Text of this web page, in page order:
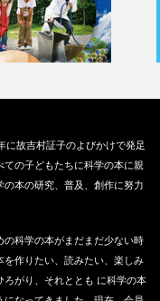
に故吉村証子のよびかけで発足
ての子どもたちに科学の本に親
の本の研究、普及、創作に努力
の科学の本がまだまだ少ない時
を作りたい、読みたい、楽しみ
ろがり、それととも に科学の本